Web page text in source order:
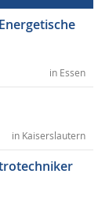
in Essen
in Kaiserslautern